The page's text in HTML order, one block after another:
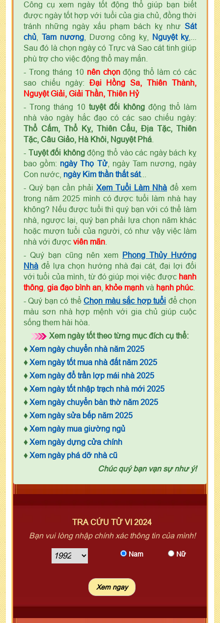
Công cụ xem ngày tốt động thổ giúp bạn biết
được ngày tốt hợp với tuổi của gia chủ, đồng thời
tránh những ngày xấu phạm bách kỵ như Sát
chủ
Tam nương , Dương công kỵ, Nguyệt kỵ,...
Sau đó là chọn ngày có Trực và Sao cát tinh giúp
phù trợ cho việc động thổ may mắn.
- Trong tháng 10 nên chọnđộng thổ làm có các
sao chiếu ngày: Đại Hồng Sa, Thiên Thành,
Nguyệt Giải, Giải Thần, Thiên Hỷ
- Trong tháng 10 tuyệt đối không động thổ làm
nhà vào ngày hắc đạo có các sao chiếu ngày:
Thổ Cấm, Thổ Kỵ, Thiên Cẩu, Địa Tặc, Thiên
Tặc, Câu Giảo, Hà Khôi, Nguyệt Phá
- Tuyệt đối khôngđộng thổ vào các ngày bách kỵ
bao gồm: ngày Thọ Tử, ngày Tam nương, ngày
Con nước, ngày Kim thần thất sát...
- Quý bạn cần phải Xem Tuổi Làm Nhà để xem
trong năm 2025 mình có được tuổi làm nhà hay
không? Nếu được tuổi thì quý bạn với có thể làm
nhà, ngược lại, quý bạn phải lựa chọn năm khác
hoặc mượn tuổi của người, có như vậy việc làm
nhà với được viên mãn
- Quý bạn cũng nên xem Phong Thủy Hướng
Nhà để lựa chọn hướng nhà đại cát, đại lợi đối
với tuổi của mình, từ đó giúp mọi việc được hanh
thông gia đạo bình an khỏe mạnh và hạnh phúc.
- Quý bạn có thểChọn màu sắc hợp tuổi để chọn
màu sơn nhà hợp mệnh với gia chủ giúp cuộc
sống them hài hòa.
Xem ngày tốt theo từng mục đích cụ thể:
♦ Xem ngày chuyển nhà năm 2025
♦ Xem ngày tốt mua nhà đất năm 2025
♦ Xem ngày đổ trần lợp mái nhà 2025
♦ Xem ngày tốt nhập trạch nhà mới 2025
♦ Xem ngày chuyển bàn thờ năm 2025
♦ Xem ngày sửa bếp năm 2025
♦ Xem ngày mua giường ngủ
♦ Xem ngày dựng cửa chính
♦ Xem ngày phá dỡ nhà cũ
Chúc quý bạn vạn sự như ý!
TRA CỨU TỬ VI 2024
Bạn vui lòng nhập chính xác thông tin của mình!
Nam Nữ